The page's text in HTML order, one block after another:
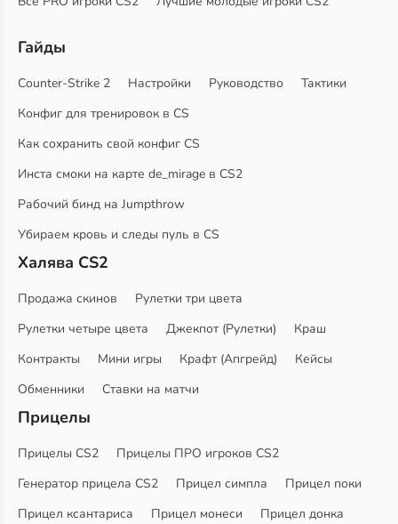
Гайды
Counter-Strike 2 Настройки Руководство
Тактики
Конфиг для тренировок в CS
Как сохранить свой конфиг CS
Инста смоки на карте de_mirage в CS2
Рабочий бинд на Jumpthrow
Убираем кровь и следы пуль в CS
Халява CS2
Продажа скинов
Рулетки три цвета
Рулетки четыре цвета
Джекпот (Рулетки)
Краш
Контракты
Мини игры Крафт (Апгрейд)
Кейсы
Обменники
Ставки на матчи
Прицелы
Прицелы CS2
Прицелы ПРО игроков CS2
Генератор прицела CS2
Прицел симпла
Прицел поки
Прицел ксантариса
Прицел монеси
Прицел донка